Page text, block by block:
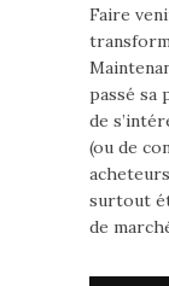
Faire
passé sa
de
(ou de
surtout
de